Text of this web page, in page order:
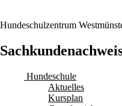
Hundeschulzentrum
Hundeschule
Aktuelles
Kursplan